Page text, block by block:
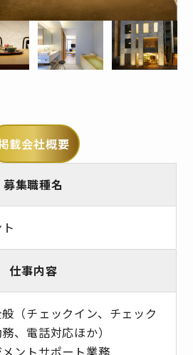
載会社概要
募集職種名
仕事内容
（チェックイン、チェック
、電話対応ほか）